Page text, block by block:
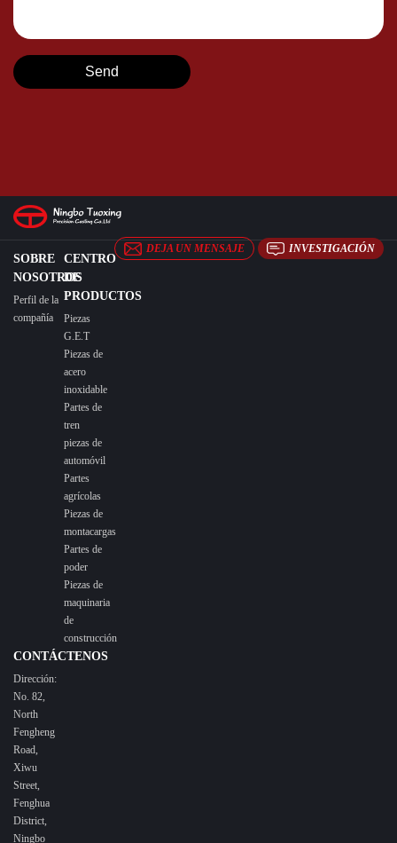
DEJA UN MENSAJE INVESTIGACIÓN
SOBRE
NOSOTROS
Perfil de la
compañía
CENTRO
DE
PRODUCTOS
Piezas
G.E.T
Piezas de
acero
inoxidable
Partes de
tren
piezas de
automóvil
Partes
agrícolas
Piezas de
montacargas
Partes de
poder
Piezas de
maquinaria
de
construcción
CONTÁCTENOS
Dirección:
No. 82,
North
Fengheng
Road,
Xiwu
Street,
Fenghua
District,
Ningbo